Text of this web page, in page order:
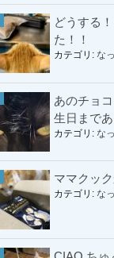
どうする
た！！
カテゴリ: な
あのチョ
生日まで
カテゴリ: な
ママクッ
カテゴリ: な